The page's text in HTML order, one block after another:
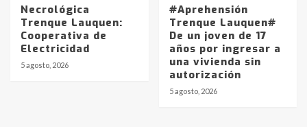
Necrológica
Trenque Lauquen:
Cooperativa de
Electricidad
5 agosto, 2026
#Aprehensión
Trenque Lauquen#
De un joven de 17
años por ingresar a
una vivienda sin
autorización
5 agosto, 2026
La Bolsa de Cereales de Bahía
Blanca anticipa que Agosto vendrá
con lluvias y heladas, en gran parte